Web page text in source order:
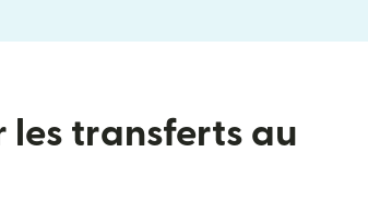
les transferts au